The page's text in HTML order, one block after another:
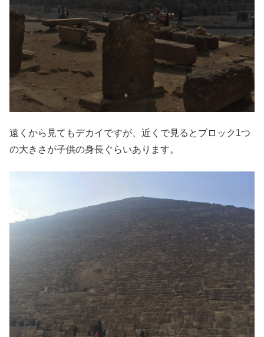
遠くから見てもデカイですが、近くで見るとブロック1つ
の大きさが子供の身長ぐらいあります。